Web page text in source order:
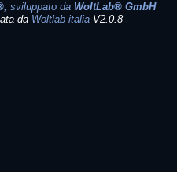
, sviluppato da WoltLab® GmbH
da Woltlab italiaV2.0.8